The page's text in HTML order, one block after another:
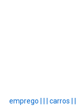
emprego | | | carros | |